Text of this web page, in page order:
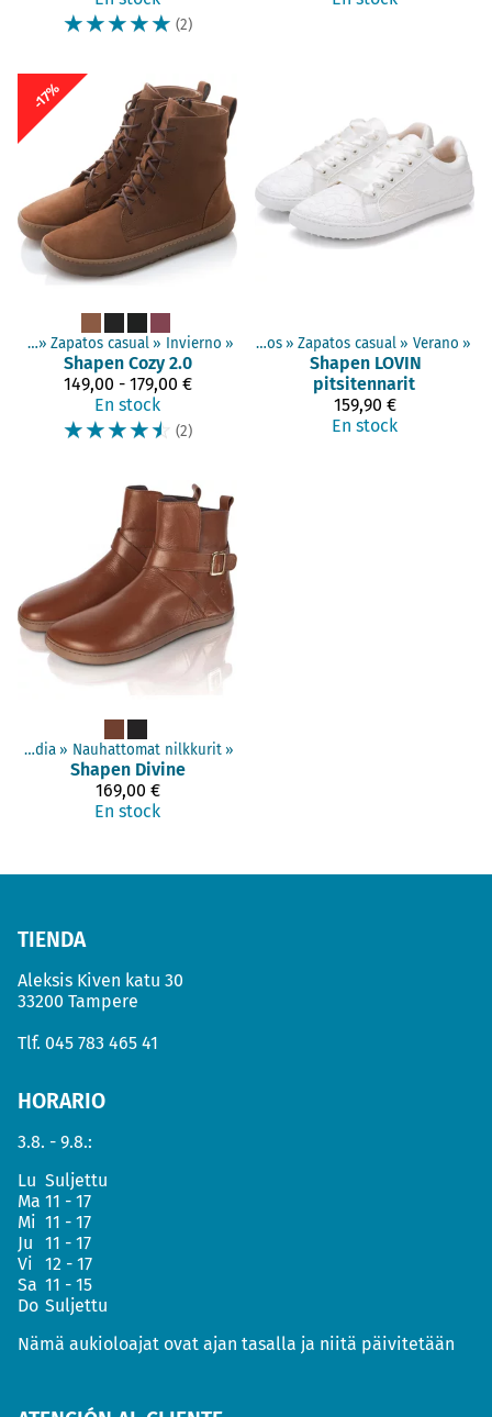
☆☆☆☆☆ (2)
-17%
‪» Zapatos casual ‪» Invierno ‪»
Shapen Cozy 2.0
149,00 - 179,00 €
En stock
☆☆☆☆☆ (2)
Zapatos descalzos‪» Para adultos zapatos ‪» Zapatos casual ‪» Verano ‪»
Shapen LOVIN
pitsitennarit
159,90 €
En stock
Temporada media ‪» Nauhattomat nilkkurit ‪»
Shapen Divine
169,00 €
En stock
TIENDA
Aleksis Kiven katu 30
33200 Tampere
Tlf. 045 783 465 41
HORARIO
3.8. - 9.8.:
Lu Suljettu
Ma 11 - 17
Mi 11 - 17
Ju
11 - 17
Vi
12 - 17
Sa 11 - 15
Do Suljettu
Nämä aukioloajat ovat ajan tasalla ja niitä päivitetään